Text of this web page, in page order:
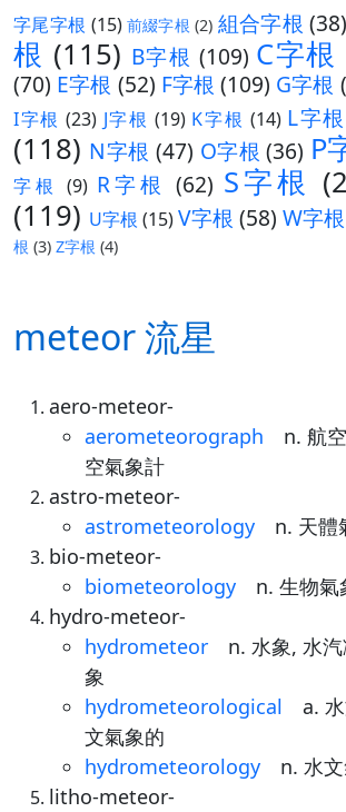
字尾字根 (15) 前綴字根 (2) 組合字根 (38)
根 (115) B字根 (109) C字根
(70) E字根 (52) F字根 (109) G字根
I字根 (23) J字根 (19) K字根 (14) L字根
(118) N字根 (47) O字根 (36) P
字根 (9) R字根 (62) S字根
(119) U字根 (15)V字根 (58) W字根
根 (3) Z字根 (4)
meteor 流星
aero-meteor-
aerometeorograph n. 航
空氣象計
astro-meteor-
astrometeorology n. 天體
bio-meteor-
biometeorology n. 生物氣
hydro-meteor-
hydrometeor n. 水象, 水汽
象
hydrometeorological a. 水
文氣象的
hydrometeorology n. 水文
litho-meteor-